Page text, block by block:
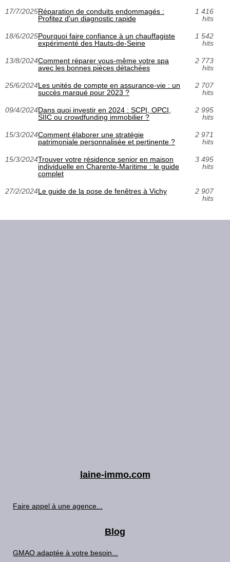
17/7/2025Réparation de conduits endommagés :
Profitez d'un diagnostic rapide
1 416
hits
18/6/2025Pourquoi faire confiance à un chauffagiste
expérimenté des Hauts-de-Seine
1 542
hits
13/8/2024Comment réparer vous-même votre spa
avec les bonnes pièces détachées
2 773
hits
25/6/2024Les unités de compte en assurance-vie : un
succès marqué pour 2023 ?
2 707
hits
09/4/2024Dans quoi investir en 2024 : SCPI, OPCI,
SIIC ou crowdfunding immobilier ?
2 995
hits
15/3/2024Comment élaborer une stratégie
patrimoniale personnalisée et pertinente ?
2 971
hits
15/3/2024Trouver votre résidence senior en maison
individuelle en Charente-Maritime : le guide
complet
3 495
hits
27/2/2024Le guide de la pose de fenêtres à Vichy
2 907
hits
laine-immo.com
Faire appel à une agence...
Blog
GMAO adaptée à votre besoin...